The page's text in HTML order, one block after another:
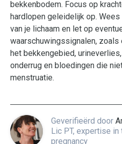
bekkenbodem. Focus op
hardlopen geleidelijk op.
van je lichaam en let op
waarschuwingssignalen,
het bekkengebied,
onderrug en bloedingen die
menstruatie.
Geverifieërd door
Lic PT, expertise in
pregnancy